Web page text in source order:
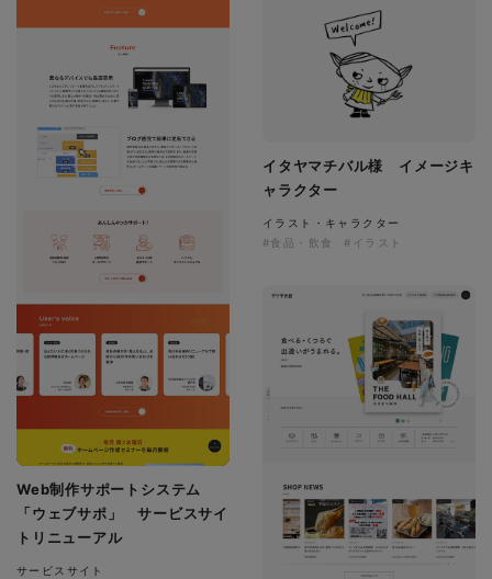
Web制作サポートシステム
「ウェブサポ」 サービスサイ
トリニューアル
サービスサイト
イタヤマチバル様 イメージキ
ャラクター
イラスト・キャラクター
#食品・飲食
#イラスト